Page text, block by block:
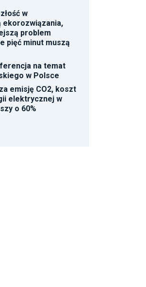
w
ekorozwiązania,
problem
pięć minut muszą
na temat
w Polsce
emisję CO2, koszt
elektrycznej w
o 60%